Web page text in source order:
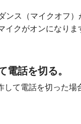
ンス（マイクオフ
クがオンになりま
電話を切る。
て電話を切った場